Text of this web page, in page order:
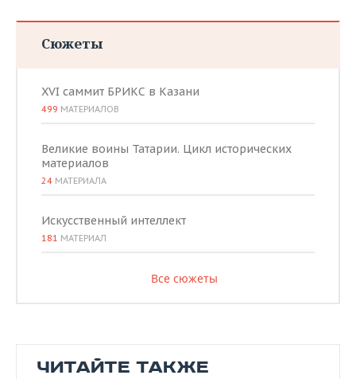
Сюжеты
XVI саммит БРИКС в Казани
499 МАТЕРИАЛОВ
Великие воины Татарии. Цикл исторических
материалов
24 МАТЕРИАЛА
Искусственный интеллект
181 МАТЕРИАЛ
Все сюжеты
ЧИТАЙТЕ ТАКЖЕ